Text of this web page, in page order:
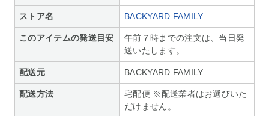
ストア名 BACKYARD FAMILY
このアイテムの発送目安
午前７時までの注文は、当日発
送いたします。
配送元 BACKYARD FAMILY
配送方法
宅配便 ※配送業者はお選びいた
だけません。